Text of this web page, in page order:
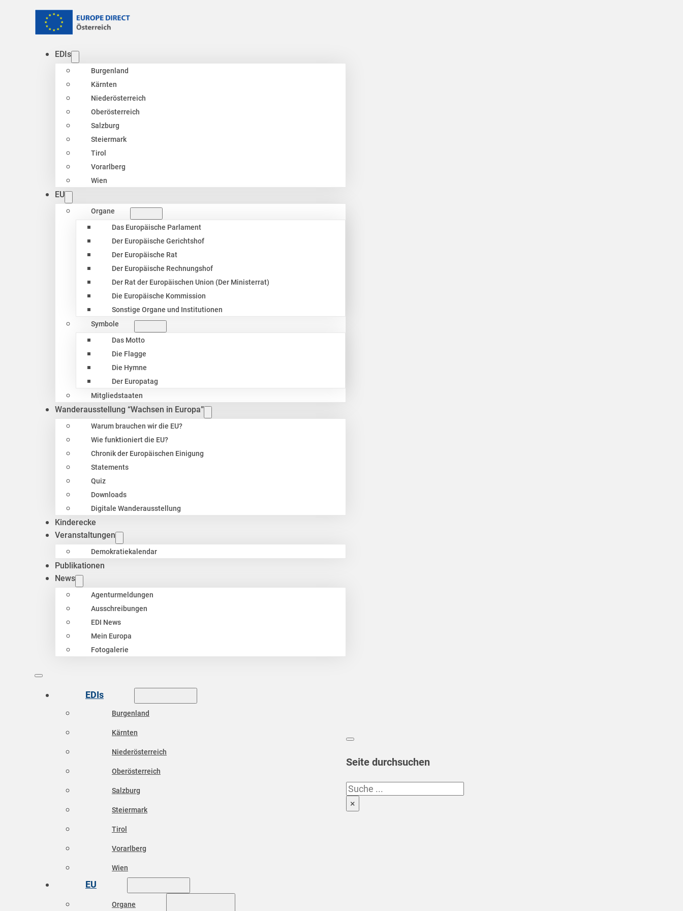
EDIs
Burgenland
Kärnten
Niederösterreich
Oberösterreich
Salzburg
Steiermark
Tirol
Vorarlberg
Wien
EU
Organe
Das Europäische Parlament
Der Europäische Gerichtshof
Der Europäische Rat
Der Europäische Rechnungshof
Der Rat der Europäischen Union (Der Ministerrat)
Die Europäische Kommission
Sonstige Organe und Institutionen
Symbole
Das Motto
Die Flagge
Die Hymne
Der Europatag
Mitgliedstaaten
Wanderausstellung “Wachsen in Europa”
Warum brauchen wir die EU?
Wie funktioniert die EU?
Chronik der Europäischen Einigung
Statements
Quiz
Downloads
Digitale Wanderausstellung
Kinderecke
Veranstaltungen
Demokratiekalendar
Publikationen
News
Agenturmeldungen
Ausschreibungen
EDI News
Mein Europa
Fotogalerie
EDIs
Burgenland
Kärnten
Niederösterreich
Oberösterreich
Salzburg
Steiermark
Tirol
Vorarlberg
Wien
EU
Organe
Seite durchsuchen
Suchen
×